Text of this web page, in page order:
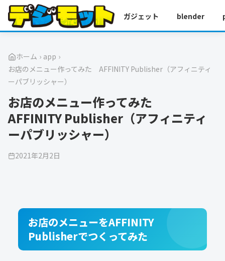
ガジェット blender
ホーム › app ›
お店のメニュー作ってみた AFFINITY Publisher（アフィニティ
ーパブリッシャー）
お店のメニュー作ってみた
AFFINITY Publisher（アフィニティ
ーパブリッシャー）
2021年2月2日
お店のメニューをAFFINITY
Publisherでつくってみた